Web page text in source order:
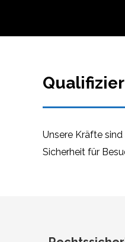
Unsere Kräfte
Sicherheit für